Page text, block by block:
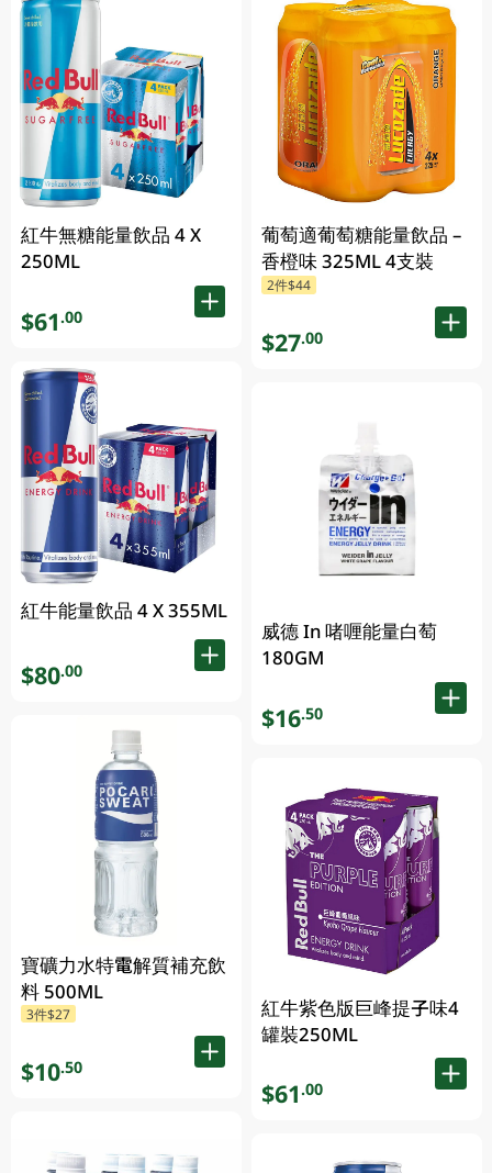
紅牛無糖能量飲品 4 X
250ML
$61.00
紅牛能量飲品 4 X 355ML
$80.00
寶礦力水特電解質補充飲
料 500ML
3件$27
$10.50
葡萄適葡萄糖能量飲品 –
香橙味 325ML 4支裝
2件$44
$27.00
威德 In 啫喱能量白萄
180GM
$16.50
紅牛紫色版巨峰提子味4
罐裝250ML
$61.00